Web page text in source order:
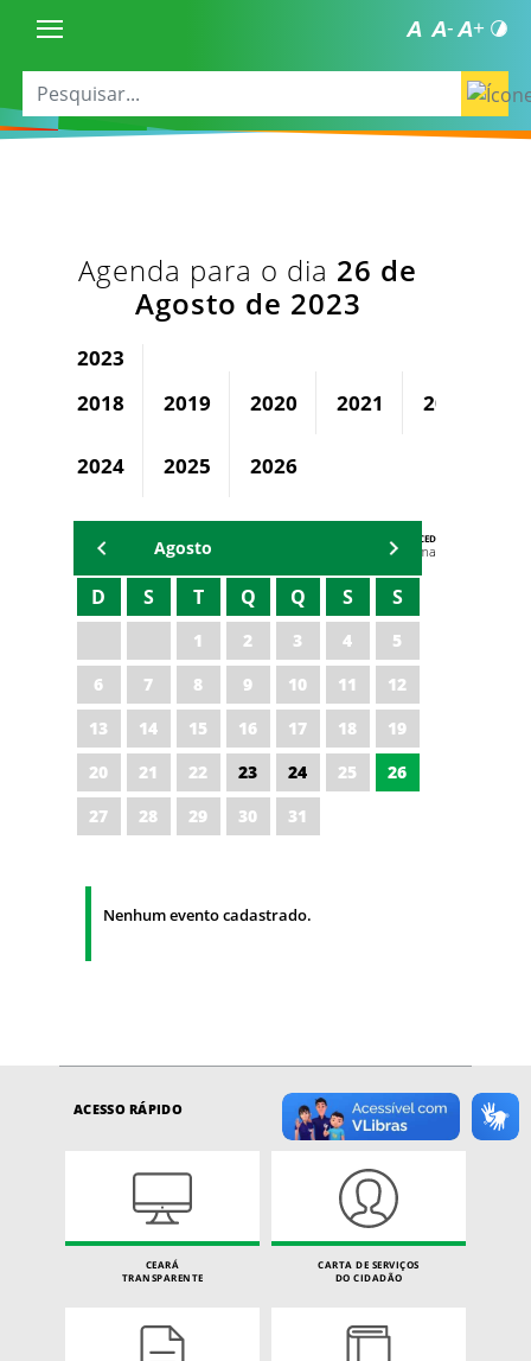
Agenda para o dia 26 de
Agosto de 2023
2023
2018
2019 2020 2021 2022
2024 2025 2026
AGENDA DA CODED/CED
Vagna Lima
Agosto
D S T Q Q S S
1 2 3 4
5
6
7 8 9 10 11
12
13
14 15 16 17 18
19
20
21 22 23 24 25
26
27
28 29 30 31
Nenhum evento cadastrado.
ACESSO RÁPIDO
CEARÁ
TRANSPARENTE
CARTA DE SERVIÇOS
DO CIDADÃO